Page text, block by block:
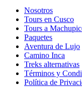
Nosotros
Tours en Cusco
Tours a
Paquetes
Aventura de Lujo
Camino Inca
Treks alternativas
Términos y
Política de